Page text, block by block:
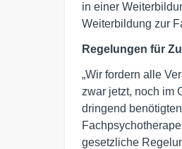
in einer
Weiterbildung zur
Regelungen für
„Wir fordern alle
zwar jetzt, noch im
dringend
gesetzliche